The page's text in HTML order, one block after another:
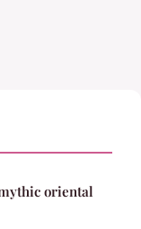
oriental